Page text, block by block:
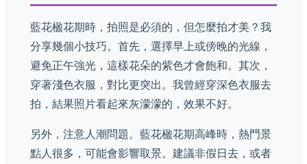
藍花楹花期時，拍照是必須的，但怎麼拍才美？我
分享幾個小技巧。首先，選擇早上或傍晚的光線，
避免正午強光，這樣花朵的紫色才會飽和。其次，
穿著淺色衣服，對比更突出。我曾經穿深色衣服去
拍，結果照片看起來灰濛濛的，效果不好。
另外，注意人潮問題。藍花楹花期高峰時，熱門景
點人很多，可能會影響取景。建議非假日去，或者